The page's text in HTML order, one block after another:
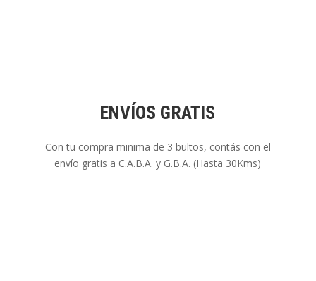
ENVÍOS GRATIS
Con tu compra minima de 3 bultos, contás con el
envío gratis a C.A.B.A. y G.B.A. (Hasta 30Kms)